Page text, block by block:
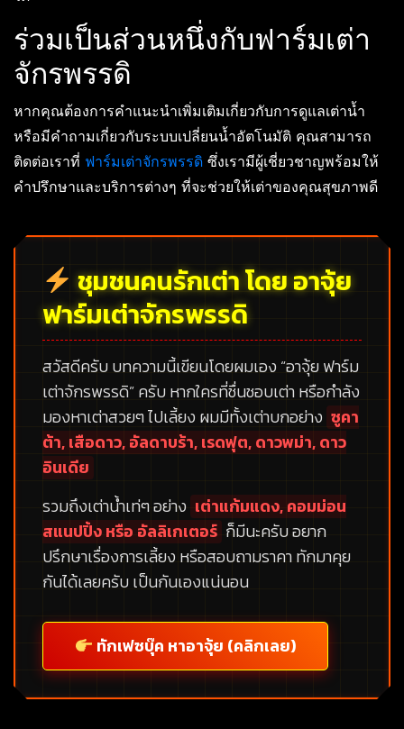
ร่วมเป็นส่วนหนึ่งกับฟาร์มเต่า
จักรพรรดิ
หากคุณต้องการคำแนะนำเพิ่มเติมเกี่ยวกับการดูแลเต่าน้ำ
หรือมีคำถามเกี่ยวกับระบบเปลี่ยนน้ำอัตโนมัติ คุณสามารถ
ติดต่อเราที่ ฟาร์มเต่าจักรพรรดิ ซึ่งเรามีผู้เชี่ยวชาญพร้อมให้
คำปรึกษาและบริการต่างๆ ที่จะช่วยให้เต่าของคุณสุขภาพดี
ชุมชนคนรักเต่า โดย อาจุ้ย
ฟาร์มเต่าจักรพรรดิ
สวัสดีครับ บทความนี้เขียนโดยผมเอง “อาจุ้ย ฟาร์ม
เต่าจักรพรรดิ”ครับ หากใครที่ชื่นชอบเต่า หรือกำลัง
มองหาเต่าสวยๆ ไปเลี้ยง ผมมีทั้งเต่าบกอย่าง ซูคา
ต้า, เสือดาว, อัลดาบร้า, เรดฟุต, ดาวพม่า, ดาว
อินเดีย
รวมถึงเต่าน้ำเท่ๆ อย่าง เต่าแก้มแดง, คอมม่อน
สแนปปิ้ง หรือ อัลลิเกเตอร์ ก็มีนะครับ อยาก
ปรึกษาเรื่องการเลี้ยง หรือสอบถามราคา ทักมาคุย
กันได้เลยครับ เป็นกันเองแน่นอน
ทักเฟซบุ๊ค หาอาจุ้ย (คลิกเลย)